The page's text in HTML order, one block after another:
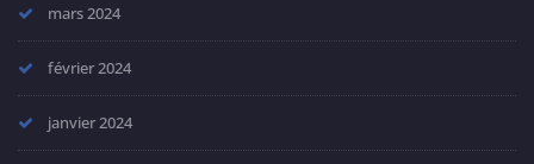
mars 2024
février 2024
janvier 2024